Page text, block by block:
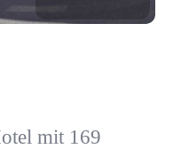
mit 169